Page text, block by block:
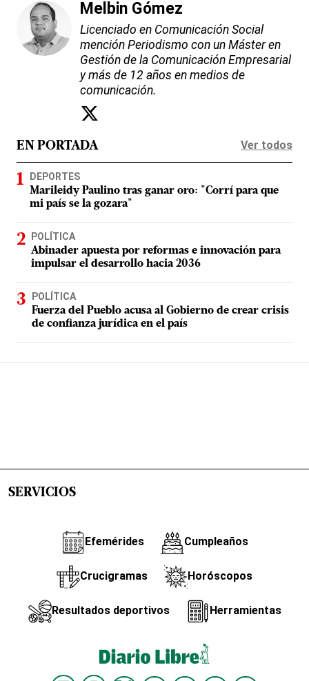
Melbin Gómez
Licenciado en Comunicación Social
mención Periodismo con un Máster en
Gestión de la Comunicación Empresarial
y más de 12 años en medios de
comunicación.
EN PORTADA Ver todos
DEPORTES
Marileidy Paulino tras ganar oro: "Corrí para que
mi país se la gozara"
POLÍTICA
Abinader apuesta por reformas e innovación para
impulsar el desarrollo hacia 2036
POLÍTICA
Fuerza del Pueblo acusa al Gobierno de crear crisis
de confianza jurídica en el país
SERVICIOS
Efemérides Cumpleaños
Crucigramas Horóscopos
Resultados deportivos Herramientas